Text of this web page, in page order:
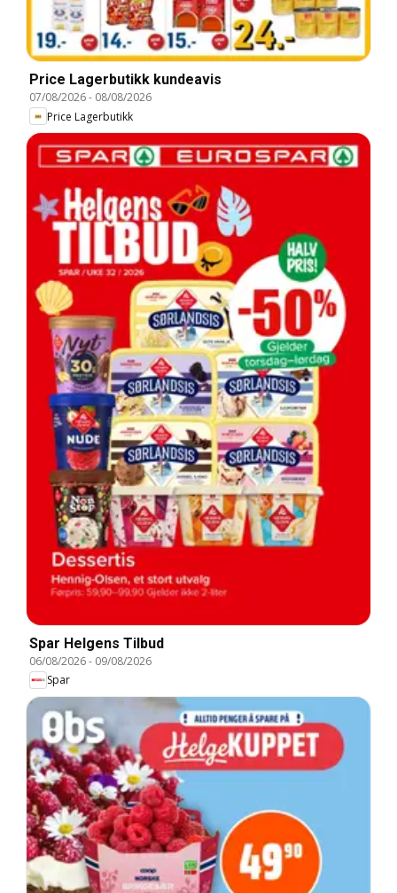
Price Lagerbutikk kundeavis
07/08/2026- 08/08/2026
Price Lagerbutikk
Spar Helgens Tilbud
06/08/2026- 09/08/2026
Spar